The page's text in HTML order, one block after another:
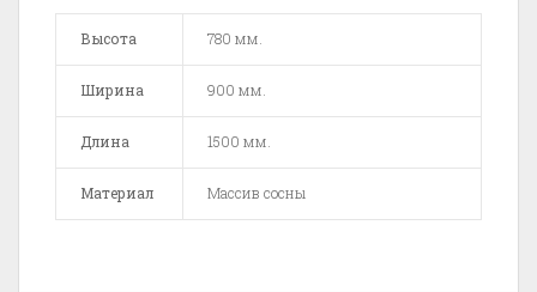
Высота 780 мм.
Ширина 900 мм.
Длина 1500 мм.
Материал Массив сосны